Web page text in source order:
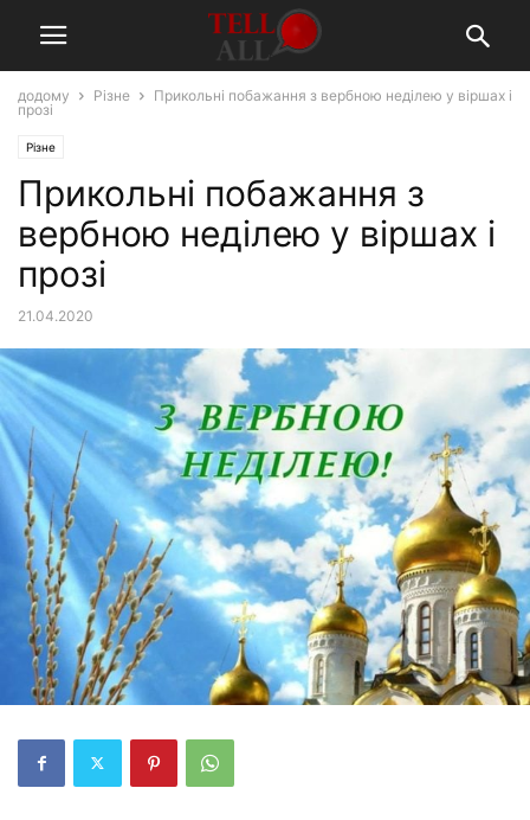
додому Різне
Прикольні побажання з вербною неділею у віршах і
прозі
Різне
Прикольні побажання з
вербною неділею у віршах і
прозі
21.04.2020